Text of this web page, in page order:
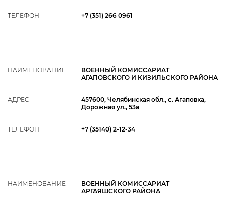
ТЕЛЕФОН +7 (351) 266 0961
НАИМЕНОВАНИЕ
ВОЕННЫЙ КОМИССАРИАТ
АГАПОВСКОГО И КИЗИЛЬСКОГО РАЙОНА
АДРЕС
457600, Челябинская обл., с. Агаповка,
Дорожная ул., 53а
ТЕЛЕФОН +7 (35140) 2‑12-34
НАИМЕНОВАНИЕ
ВОЕННЫЙ КОМИССАРИАТ
АРГАЯШСКОГО РАЙОНА